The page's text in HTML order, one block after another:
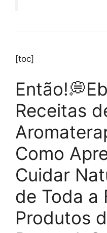
[toc]
Receitas
Como
Cuidar
de Toda a
Produtos